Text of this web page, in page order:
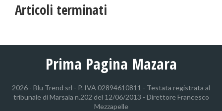
Articoli terminati
Prima Pagina Mazara
2026 - Blu Trend srl - P. IVA 02894610811 - Testata registrata al
tribunale di Marsala n.202 del 12/06/2013 - Direttore Francesco
Mezzapelle